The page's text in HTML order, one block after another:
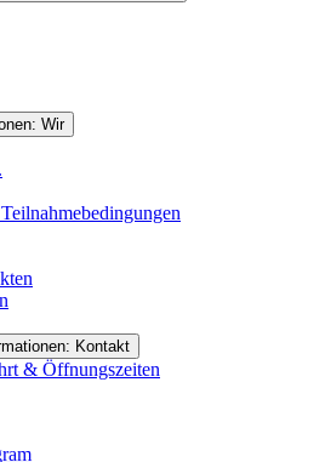
Wir
Kontakt
& Öffnungszeiten